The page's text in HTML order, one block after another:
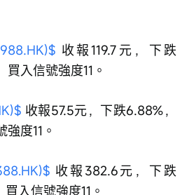
收報119.7元，下跌
入信號強度11。
收報57.5元，下跌6.88%，
度11。
收報382.6元，下跌
入信號強度11。